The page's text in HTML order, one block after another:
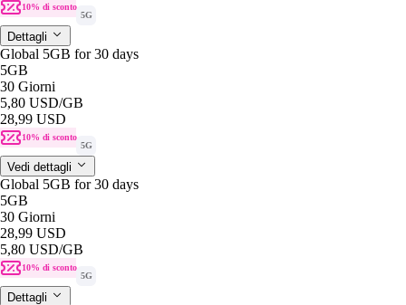
10% di sconto
5G
Dettagli
Global 5GB for 30 days
5GB
30 Giorni
5,80 USD/GB
28,99 USD
10% di sconto
5G
Vedi dettagli
Global 5GB for 30 days
5GB
30 Giorni
28,99 USD
5,80 USD/GB
10% di sconto
5G
Dettagli